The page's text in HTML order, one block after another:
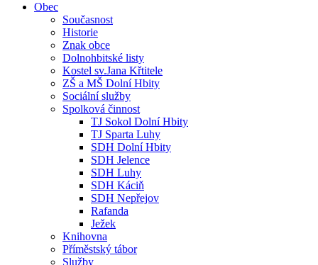
Obec
Současnost
Historie
Znak obce
Dolnohbitské listy
Kostel sv.Jana Křtitele
ZŠ a MŠ Dolní Hbity
Sociální služby
Spolková činnost
TJ Sokol Dolní Hbity
TJ Sparta Luhy
SDH Dolní Hbity
SDH Jelence
SDH Luhy
SDH Káciň
SDH Nepřejov
Rafanda
Ježek
Knihovna
Příměstský tábor
Služby